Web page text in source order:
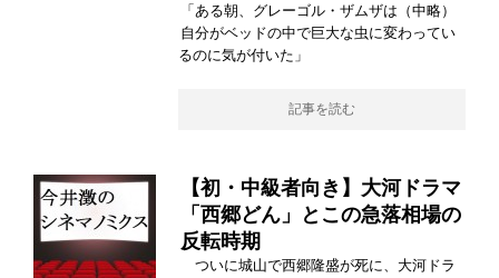
「ある朝、グレーゴル・ザムザは（中略）
自分がベッドの中で巨大な虫に変わってい
るのに気が付いた」
記事を読む
【初・中級者向き】大河ドラマ
「西郷どん」とこの急落相場の
反転時期
ついに城山で西郷隆盛が死に、大河ドラ